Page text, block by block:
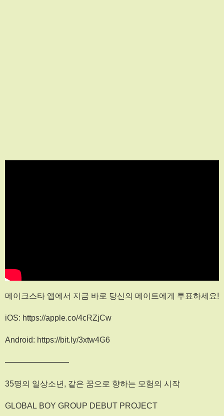
메이크스타 앱에서 지금 바로 당신의 메이트에게 투표하세요!
iOS: https://apple.co/4cRZjCw
Android: https://bit.ly/3xtw4G6
————————
35명의 일상소년, 같은 꿈으로 향하는 모험의 시작
GLOBAL BOY GROUP DEBUT PROJECT